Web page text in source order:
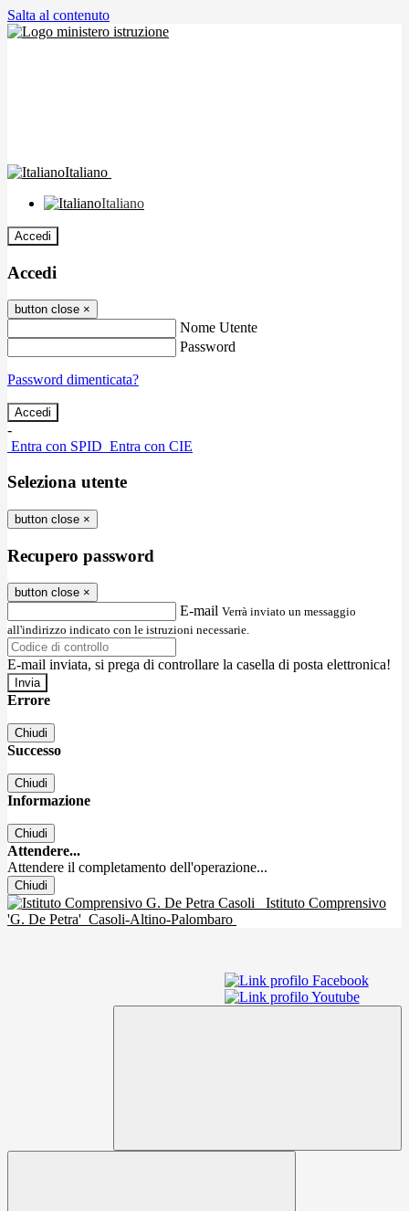
Salta al contenuto
Italiano
Italiano
Accedi
Accedi
button close ×
Nome Utente
Password
Password dimenticata?
-
Entra con SPID Entra con CIE
Seleziona utente
button close ×
Recupero password
button close ×
E-mail Verrà inviato un messaggio
all'indirizzo indicato con le istruzioni necessarie.
E-mail inviata, si prega di controllare la casella di posta elettronica!
Errore
Chiudi
Successo
Chiudi
Informazione
Chiudi
Attendere...
Attendere il completamento dell'operazione...
Chiudi
Istituto Comprensivo
'G. De Petra' Casoli-Altino-Palombaro